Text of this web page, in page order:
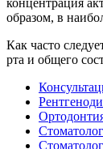
образом, в
Как часто
рта и общего